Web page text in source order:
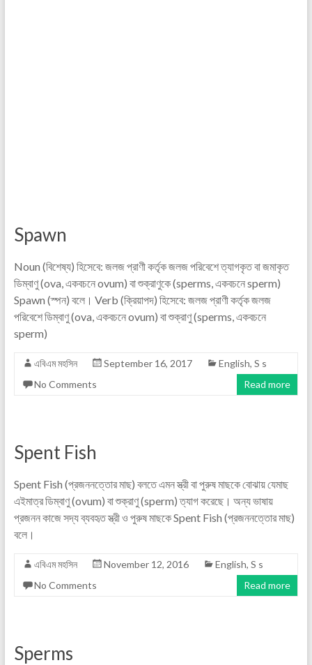
Spawn
Noun (বিশেষ্য) হিসেবে: জলজ প্রাণী কর্তৃক জলজ পরিবেশে ত্যাগকৃত বা জমাকৃত
ডিম্বাণু (ova, একবচনে ovum) বা শুক্রাণুকে (sperms, একবচনে sperm)
Spawn (স্পন) বলে। Verb (ক্রিয়াপদ) হিসেবে: জলজ প্রাণী কর্তৃক জলজ
পরিবেশে ডিম্বাণু (ova, একবচনে ovum) বা শুক্রাণু (sperms, একবচনে
sperm)
এবিএম মহসিন September 16, 2017 English, S s
No Comments
Read more
Spent Fish
Spent Fish (প্রজননত্তোর মাছ) বলতে এমন স্ত্রী বা পুরুষ মাছকে বোঝায় যেমাছ
এইমাত্র ডিম্বাণু (ovum) বা শুক্রাণু (sperm) ত্যাগ করেছে। অন্য ভাষায়
প্রজনন কাজে সদ্য ব্যবহৃত স্ত্রী ও পুরুষ মাছকে Spent Fish (প্রজননত্তোর মাছ)
বলে।
এবিএম মহসিন November 12, 2016 English, S s
No Comments
Read more
Sperms